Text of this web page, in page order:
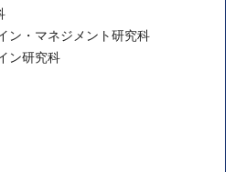
ン・マネジメント研究科
ン研究科